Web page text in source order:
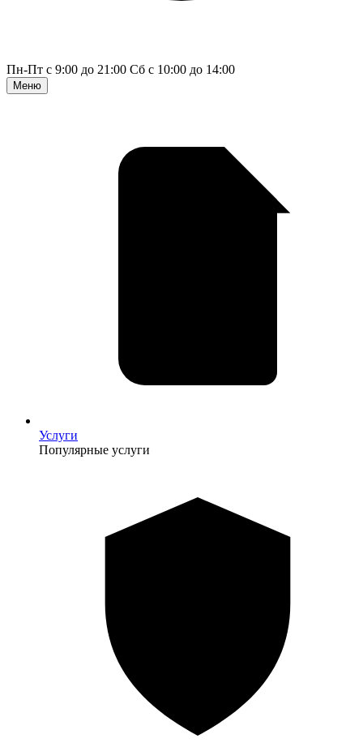
Пн-Пт с 9:00 до 21:00 Сб с 10:00 до 14:00
Меню
Услуги
Популярные услуги